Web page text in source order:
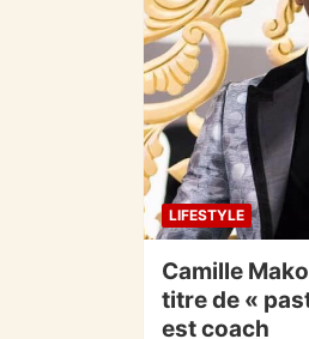
LIFESTYLE
Camille
titre de «
est coach